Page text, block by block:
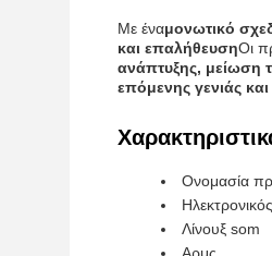
Με έναμονωτικό
και επαλήθευσηΟι
ανάπτυξης, μείωση
επόμενης γενιάς
Ονομασία
Λίνουξ som